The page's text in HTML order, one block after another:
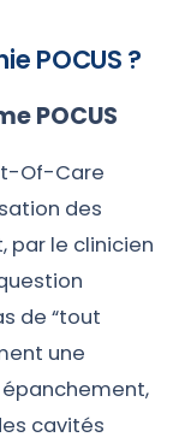
POCUS ?
POCUS
Of-Care
des
par le clinicien
de “tout
une
épanchement,
cavités